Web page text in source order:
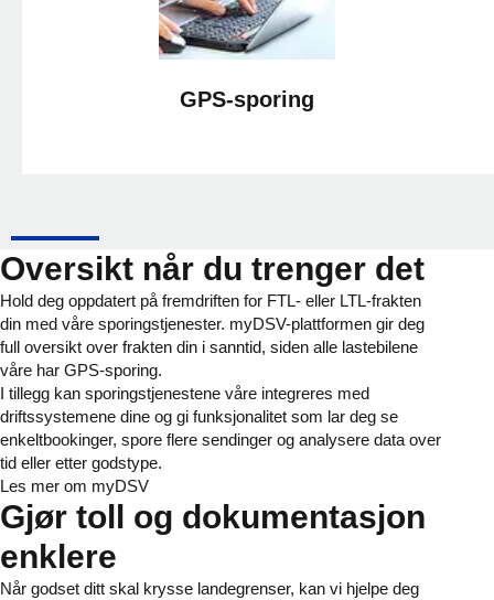
GPS-sporing
Oversikt når du trenger det
Hold deg oppdatert på fremdriften for FTL- eller LTL-frakten
din med våre sporingstjenester. myDSV-plattformen gir deg
full oversikt over frakten din i sanntid, siden alle lastebilene
våre har GPS-sporing.
I tillegg kan sporingstjenestene våre integreres med
driftssystemene dine og gi funksjonalitet som lar deg se
enkeltbookinger, spore flere sendinger og analysere data over
tid eller etter godstype.
Les mer om myDSV
Gjør toll og dokumentasjon
enklere
Når godset ditt skal krysse landegrenser, kan vi hjelpe deg